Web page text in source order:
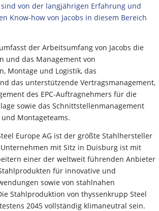
von der langjährigen Erfahrung und
Know-how von Jacobs in diesem Bereich
der Arbeitsumfang von Jacobs die
und das Management von
Montage und Logistik, das
das unterstützende Vertragsmanagement,
des EPC-Auftragnehmers für die
sowie das Schnittstellenmanagement
Montageteams.
Europe AG ist der größte Stahlhersteller
mit Sitz in Duisburg ist mit
einer der weltweit führenden Anbieter
für innovative und
sowie von stahlnahen
Stahlproduktion von thyssenkrupp Steel
2045 vollständig klimaneutral sein.